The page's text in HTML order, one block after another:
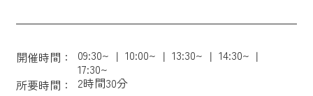
開催時間： 09:30~ 10:00~ 13:30~
14:30~
17:30~
所要時間：
2時間30分